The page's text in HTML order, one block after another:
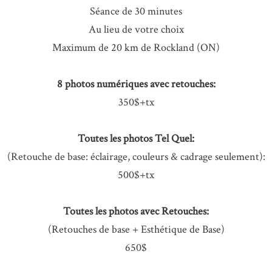
Séance de 30 minutes
Au lieu de votre choix
Maximum de 20 km de Rockland (ON)
8 photos numériques avec retouches:
350$+tx
Toutes les photos Tel Quel:
(Retouche de base: éclairage, couleurs & cadrage seulement):
500$+tx
Toutes les photos avec Retouches:
(Retouches de base + Esthétique de Base)
650$